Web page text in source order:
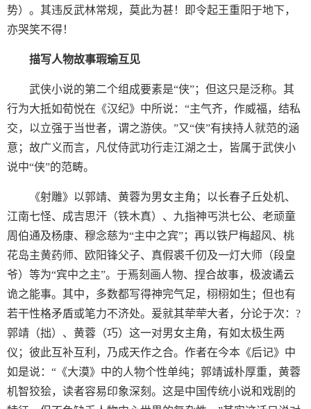
势）。其违反武林常规，莫此为甚！即令起王重阳于地下，
亦哭笑不得！
描写人物故事瑕瑜互见
武侠小说的第二个组成要素是“侠”；但这只是泛称。其
行为大抵如荀悦在《汉纪》中所说：“主气齐，作威福，结私
交，以立强于当世者，谓之游侠。”又“侠”有挟持人就范的涵
意；故广义而言，凡仗侍武功行走江湖之士，皆属于武侠小
说中“侠”的范畴。
《射雕》以郭靖、黄蓉为男女主角；以长春子丘处机、
江南七怪、成吉思汗（铁木真）、九指神丐洪七公、老顽童
周伯通及杨康、穆念慈为“主中之宾”；再以铁尸梅超风、桃
花岛主黄药师、欧阳锋父子、真假裘千仞及一灯大师（段皇
爷）等为“宾中之主”。于焉刻画人物、捏合故事，极波谲云
诡之能事。其中，多数都写得神完气足，栩栩如生；但也有
若干性格矛盾或笔力不济处。爰就其荦荦大者，分论于次：?
郭靖（拙）、黄蓉（巧）这一对男女主角，有如太极生两
仪；彼此互补互利，乃成天作之合。作者在今本《后记》中
如是说：“《大漠》中的人物个性单纯；郭靖诚朴厚重，黄蓉
机智狡狯，读者容易印象深刻。这是中国传统小说和戏剧的